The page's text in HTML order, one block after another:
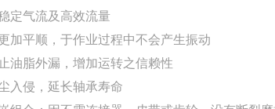
定气流及高效流量
加平顺，于作业过程中不会产生振动
油脂外漏，增加运转之信赖性
入侵，延长轴承寿命